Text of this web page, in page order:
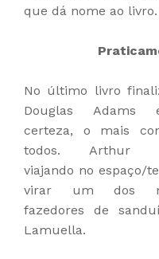
que dá nome ao livro.
No último livro
Douglas Adams
certeza, o mais
todos. Arthur
viajando no espaço/
virar um dos
fazedores de
Lamuella.